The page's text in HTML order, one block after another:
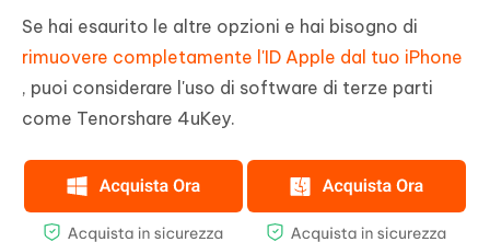
Se hai esaurito le altre opzioni e hai bisogno di
rimuovere completamente l'ID Apple dal tuo iPhone
, puoi considerare l'uso di software di terze parti
come Tenorshare 4uKey.